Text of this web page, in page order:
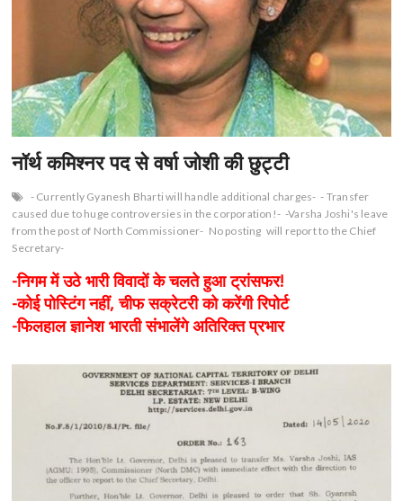
नॉर्थ कमिश्नर पद से वर्षा जोशी की छुट्टी
- Currently Gyanesh Bharti will handle additional charges- - Transfer
caused due to huge controversies in the corporation!- -Varsha Joshi's leave
from the post of North Commissioner- No posting will report to the Chief
Secretary-
-निगम में उठे भारी विवादों के चलते हुआ ट्रांसफर!
-कोई पोस्टिंग नहीं, चीफ सक्रेटरी को करेंगी रिपोर्ट
-फिलहाल ज्ञानेश भारती संभालेंगे अतिरिक्त प्रभार